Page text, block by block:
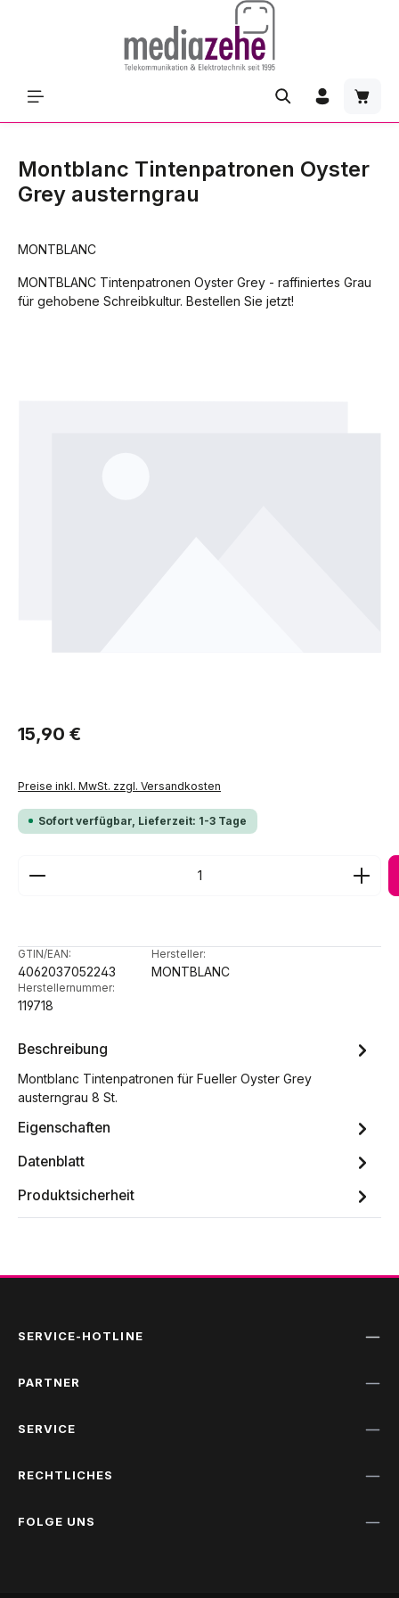
Montblanc Tintenpatronen Oyster
Grey austerngrau
MONTBLANC
MONTBLANC Tintenpatronen Oyster Grey - raffiniertes Grau
für gehobene Schreibkultur. Bestellen Sie jetzt!
Regulärer Preis:
15,90 €
Preise inkl. MwSt. zzgl. Versandkosten
Sofort verfügbar, Lieferzeit: 1-3 Tage
Produkt Anzahl: Gib den gewünschten Wert ein
GTIN/EAN:
4062037052243
Hersteller:
MONTBLANC
Herstellernummer:
119718
Beschreibung
Montblanc Tintenpatronen für Fueller Oyster Grey
austerngrau 8 St.
Eigenschaften
Datenblatt
Produktsicherheit
SERVICE-HOTLINE
PARTNER
SERVICE
RECHTLICHES
FOLGE UNS